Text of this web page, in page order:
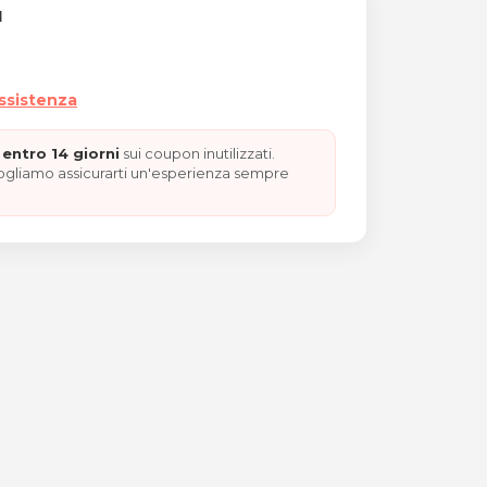
14 giorni sui coupon inutilizzati.
assicurarti un'esperienza sempre